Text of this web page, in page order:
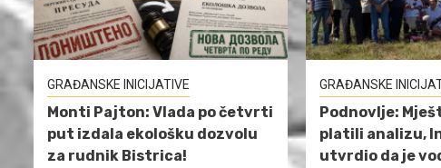
GRAĐANSKE INICIJATIVE
Monti Pajton: Vlada po četvrti
put izdala ekološku dozvolu
za rudnik Bistrica!
GRAĐANSKE
Podnovlje:
platili analizu,
utvrdio da je